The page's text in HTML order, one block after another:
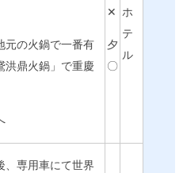
元の火鍋で一番有
洪鼎火鍋」で重慶
✕
夕
〇
ホ
テ
ル
、専用車にて世界